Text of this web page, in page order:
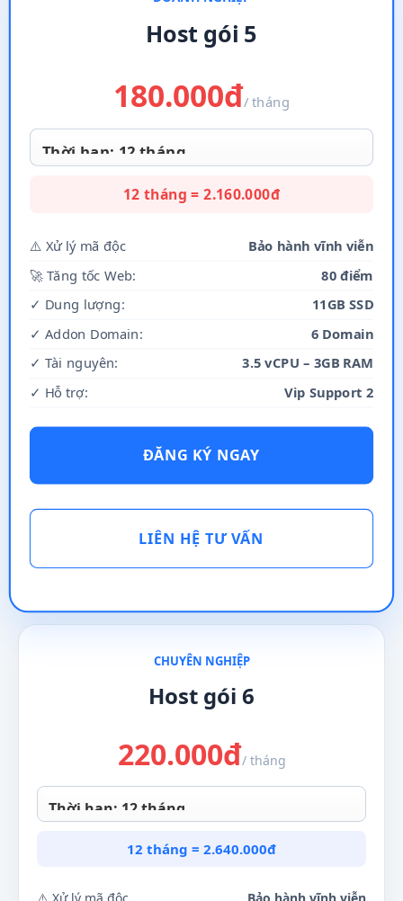
Host gói 5
180.000đ/ tháng
12 tháng = 2.160.000đ
⚠️ Xử lý mã độc Bảo hành vĩnh viễn
🚀 Tăng tốc Web:
80 điểm
✓ Dung lượng:
11GB SSD
✓ Addon Domain: 6 Domain
✓ Tài nguyên: 3.5 vCPU – 3GB RAM
✓ Hỗ trợ: Vip Support 2
ĐĂNG KÝ NGAY
LIÊN HỆ TƯ VẤN
CHUYÊN NGHIỆP
Host gói 6
220.000đ/ tháng
12 tháng = 2.640.000đ